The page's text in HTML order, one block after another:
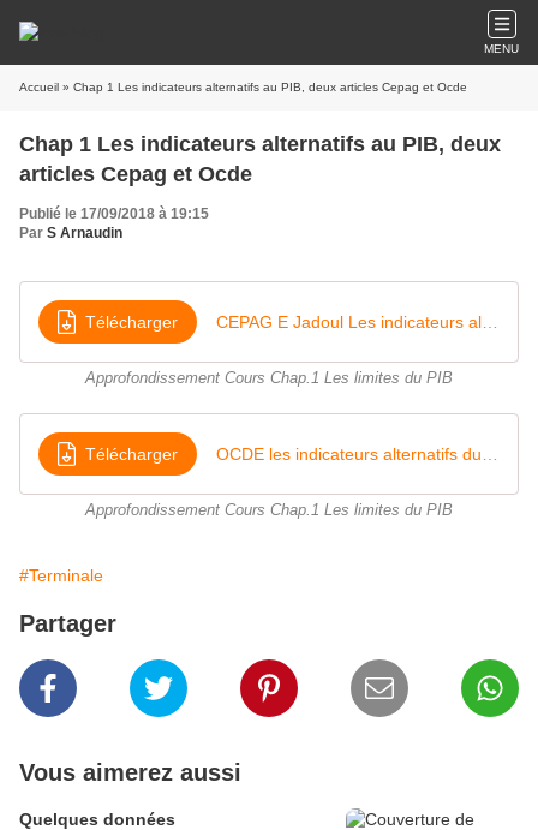
MENU
Accueil » Chap 1 Les indicateurs alternatifs au PIB, deux articles Cepag et Ocde
Chap 1 Les indicateurs alternatifs au PIB, deux
articles Cepag et Ocde
Publié le 17/09/2018 à 19:15
Par S Arnaudin
Télécharger
Approfondissement Cours Chap.1 Les limites du PIB
Télécharger
Approfondissement Cours Chap.1 Les limites du PIB
#Terminale
Partager
Vous aimerez aussi
Quelques données